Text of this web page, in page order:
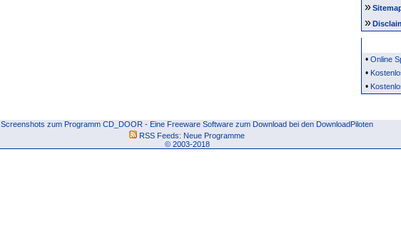
»
»
• Online
•
•
Screenshots zum Programm CD_DOOR - Eine Freeware Software zum Download bei den DownloadPiloten
RSS Feeds: Neue Programme
© 2003-2018